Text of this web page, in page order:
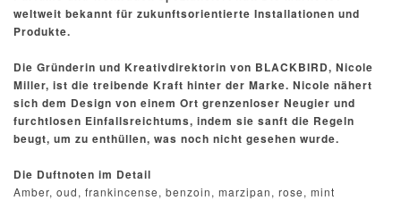
weltweit bekannt für zukunftsorientierte Installationen und
Produkte.
Die Gründerin und Kreativdirektorin von BLACKBIRD, Nicole
Miller, ist die treibende Kraft hinter der Marke. Nicole nähert
sich dem Design von einem Ort grenzenloser Neugier und
furchtlosen Einfallsreichtums, indem sie sanft die Regeln
beugt, um zu enthüllen, was noch nicht gesehen wurde.
Die Duftnoten im Detail
Amber, oud, frankincense, benzoin, marzipan, rose, mint